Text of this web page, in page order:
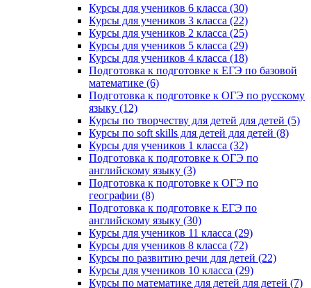
Курсы для учеников 6 класса (30)
Курсы для учеников 3 класса (22)
Курсы для учеников 2 класса (25)
Курсы для учеников 5 класса (29)
Курсы для учеников 4 класса (18)
Подготовка к подготовке к ЕГЭ по базовой
математике (6)
Подготовка к подготовке к ОГЭ по русскому
языку (12)
Курсы по творчеству для детей для детей (5)
Курсы по soft skills для детей для детей (8)
Курсы для учеников 1 класса (32)
Подготовка к подготовке к ОГЭ по
английскому языку (3)
Подготовка к подготовке к ОГЭ по
географии (8)
Подготовка к подготовке к ЕГЭ по
английскому языку (30)
Курсы для учеников 11 класса (29)
Курсы для учеников 8 класса (72)
Курсы по развитию речи для детей (22)
Курсы для учеников 10 класса (29)
Курсы по математике для детей для детей (7)